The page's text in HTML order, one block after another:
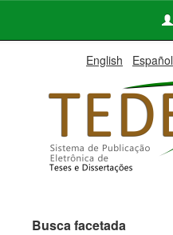
English Español
Busca facetada